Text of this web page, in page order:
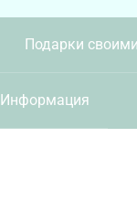
Подарки
Информация